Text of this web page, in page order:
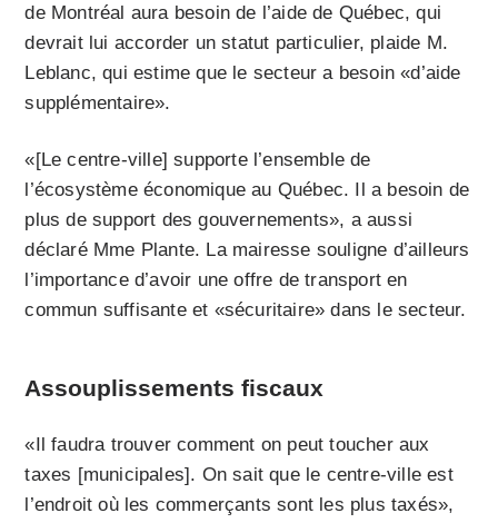
de Montréal aura besoin de l’aide de Québec, qui
devrait lui accorder un statut particulier, plaide M.
Leblanc, qui estime que le secteur a besoin «d’aide
supplémentaire».
«[Le centre-ville] supporte l’ensemble de
l’écosystème économique au Québec. Il a besoin de
plus de support des gouvernements», a aussi
déclaré Mme Plante. La mairesse souligne d’ailleurs
l’importance d’avoir une offre de transport en
commun suffisante et «sécuritaire» dans le secteur.
Assouplissements fiscaux
«Il faudra trouver comment on peut toucher aux
taxes [municipales]. On sait que le centre-ville est
l’endroit où les commerçants sont les plus taxés»,